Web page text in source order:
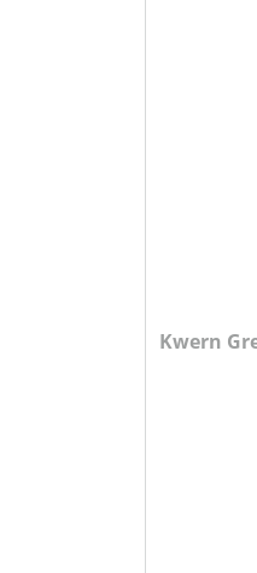
Kwern